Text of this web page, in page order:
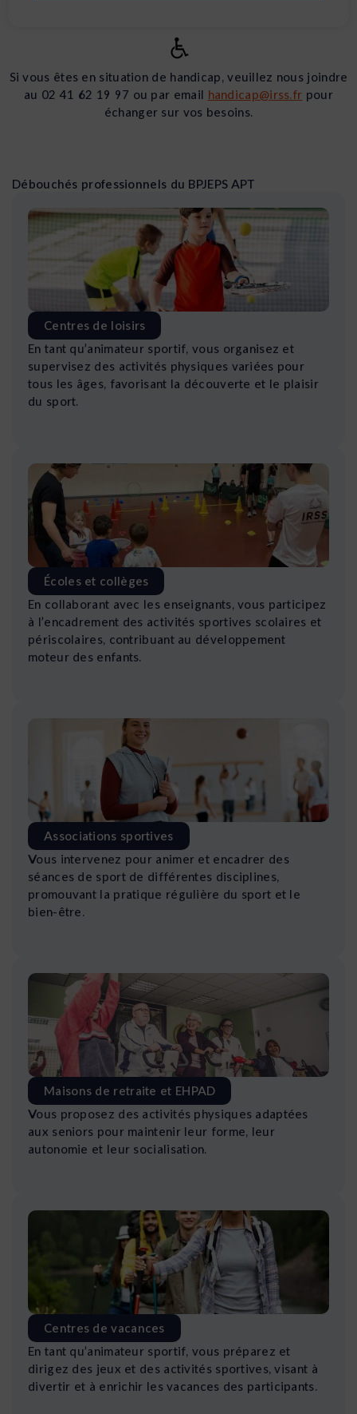
Si vous êtes en situation de handicap, veuillez nous joindre
au 02 41 62 19 97 ou par email handicap@irss.fr pour
échanger sur vos besoins.
Débouchés professionnels du BPJEPS APT
Centres de loisirs
En tant qu’animateur sportif, vous organisez et
supervisez des activités physiques variées pour
tous les âges, favorisant la découverte et le plaisir
du sport.
Écoles et collèges
En collaborant avec les enseignants, vous participez
à l’encadrement des activités sportives scolaires et
périscolaires, contribuant au développement
moteur des enfants.
Associations sportives
Vous intervenez pour animer et encadrer des
séances de sport de différentes disciplines,
promouvant la pratique régulière du sport et le
bien-être.
Maisons de retraite et EHPAD
Vous proposez des activités physiques adaptées
aux seniors pour maintenir leur forme, leur
autonomie et leur socialisation.
Centres de vacances
En tant qu’animateur sportif, vous préparez et
dirigez des jeux et des activités sportives, visant à
divertir et à enrichir les vacances des participants.